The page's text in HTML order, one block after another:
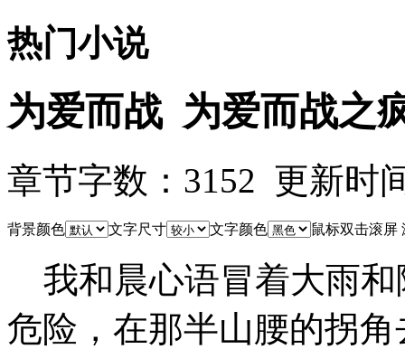
热门小说
为爱而战 为爱而战之
章节字数：3152 更新时
背景颜色 文字尺寸 文字颜色 鼠标双击滚屏
我和晨心语冒着大雨和
危险，在那半山腰的拐